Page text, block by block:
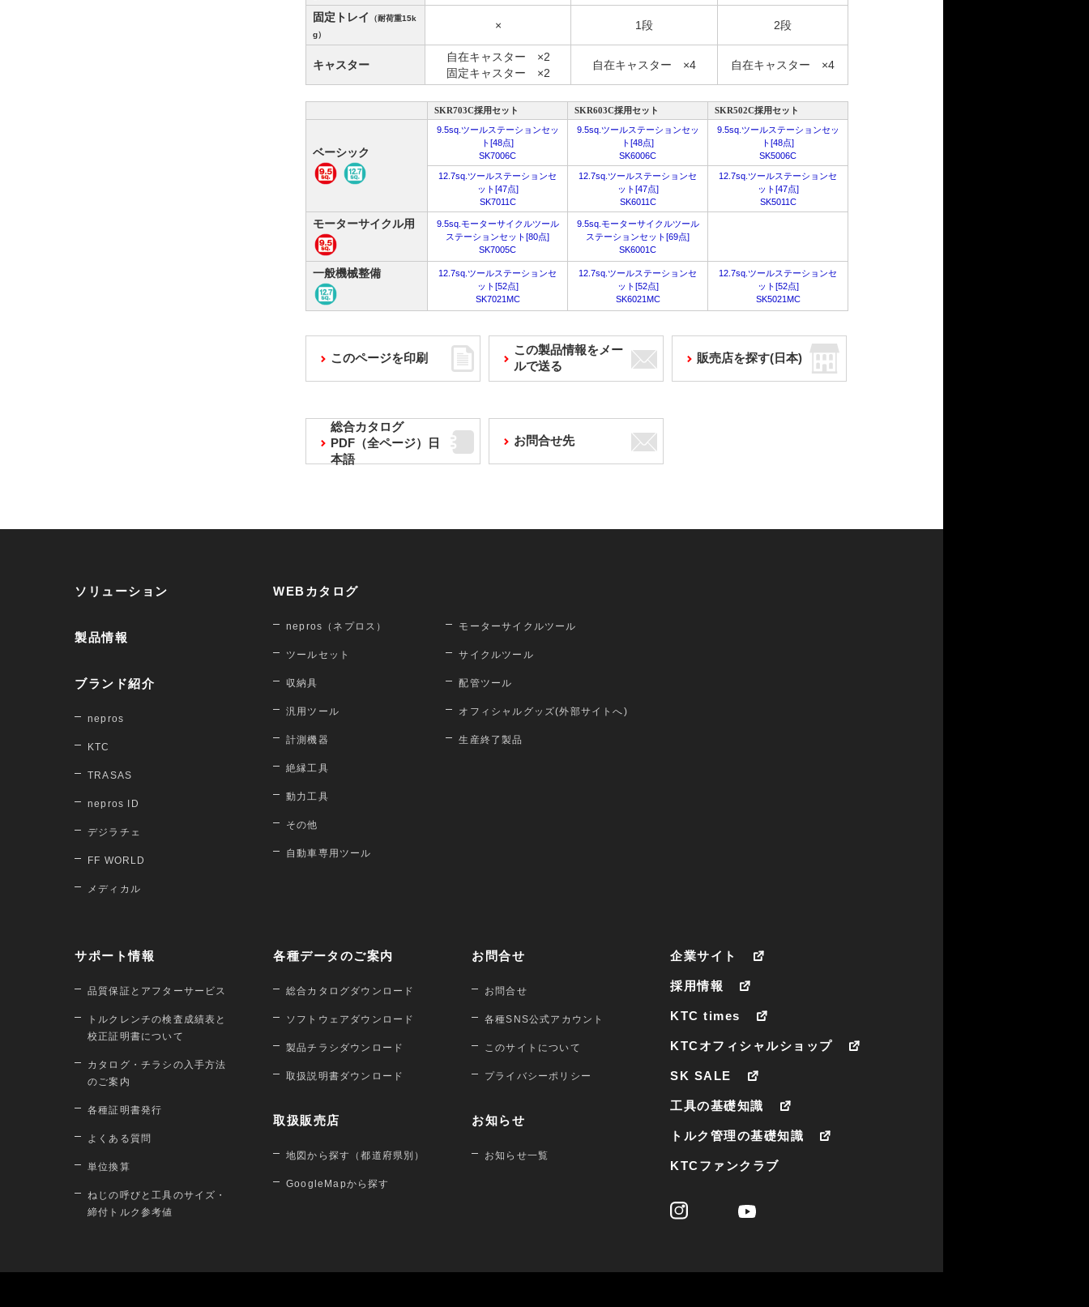
固定トレイ
（耐荷重15k
g）
× 1段 2段
キャスター
自在キャスター ×2
固定キャスター ×2
自在キャスター ×4 自在キャスター ×4
SKR703C採用セット SKR603C採用セット SKR502C採用セット
ベーシック
9.5sq.ツールステーションセッ
ト[48点]
SK7006C
9.5sq.ツールステーションセッ
ト[48点]
SK6006C
9.5sq.ツールステーションセッ
ト[48点]
SK5006C
12.7sq.ツールステーションセ
ット[47点]
SK7011C
12.7sq.ツールステーションセ
ット[47点]
SK6011C
12.7sq.ツールステーションセ
ット[47点]
SK5011C
モーターサイクル用
9.5sq.モーターサイクルツール
ステーションセット[80点]
SK7005C
9.5sq.モーターサイクルツール
ステーションセット[69点]
SK6001C
一般機械整備
12.7sq.ツールステーションセ
ット[52点]
SK7021MC
12.7sq.ツールステーションセ
ット[52点]
SK6021MC
12.7sq.ツールステーションセ
ット[52点]
SK5021MC
このページを印刷
この製品情報をメー
ルで送る
販売店を探す(日本)
総合カタログ
PDF（全ページ）日
本語
お問合せ先
ソリューション
製品情報
ブランド紹介
nepros
KTC
TRASAS
nepros ID
デジラチェ
FF WORLD
メディカル
WEBカタログ
nepros（ネプロス）
ツールセット
収納具
汎用ツール
計測機器
絶縁工具
動力工具
その他
自動車専用ツール
モーターサイクルツール
サイクルツール
配管ツール
オフィシャルグッズ(外部サイトへ)
生産終了製品
サポート情報
品質保証とアフターサービス
トルクレンチの検査成績表と
校正証明書について
カタログ・チラシの入手方法
のご案内
各種証明書発行
よくある質問
単位換算
ねじの呼びと工具のサイズ・
締付トルク参考値
各種データのご案内
総合カタログダウンロード
ソフトウェアダウンロード
製品チラシダウンロード
取扱説明書ダウンロード
取扱販売店
地図から探す（都道府県別）
GoogleMapから探す
お問合せ
お問合せ
各種SNS公式アカウント
このサイトについて
プライバシーポリシー
お知らせ
お知らせ一覧
企業サイト
採用情報
KTC times
KTCオフィシャルショップ
SK SALE
工具の基礎知識
トルク管理の基礎知識
KTCファンクラブ